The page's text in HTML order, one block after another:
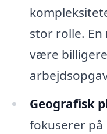
stor rolle.
være
Geografisk
fokuserer på